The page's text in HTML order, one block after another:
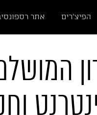
הפיצ'רים אתר